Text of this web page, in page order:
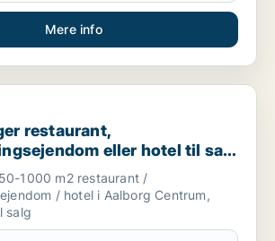
Mere info
boligudlejningsejendom eller
restaurant,
eller hotel til salg
eller Nørresundby
1000 m2 restaurant /
/ hotel i Aalborg Centrum,
salg